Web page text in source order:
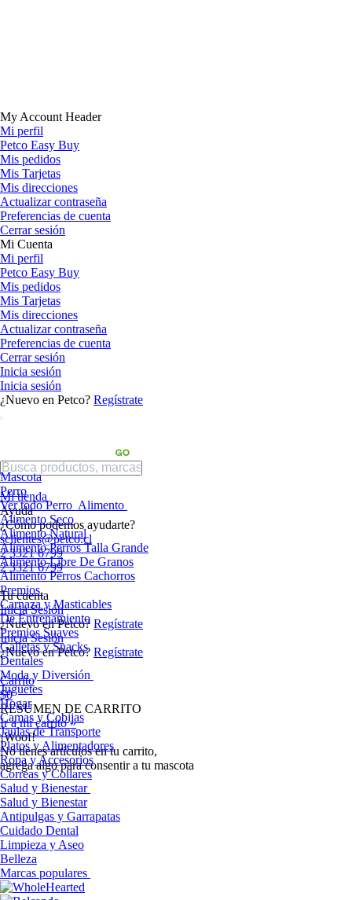
My Account Header
Mi perfil
Petco Easy Buy
Mis pedidos
Mis Tarjetas
Mis direcciones
Actualizar contraseña
Preferencias de cuenta
Cerrar sesión
Mi Cuenta
Mi perfil
Petco Easy Buy
Mis pedidos
Mis Tarjetas
Mis direcciones
Actualizar contraseña
Preferencias de cuenta
Cerrar sesión
Inicia sesión
Inicia sesión
¿Nuevo en Petco? Regístrate
Mi tienda
Ayuda
¿Cómo podemos ayudarte?
sclientes@petco.cl
2 3321 6799
2 3321 6799
Tu cuenta
Inicia Sesión
¿Nuevo en Petco? Regístrate
Inicia Sesión
¿Nuevo en Petco? Regístrate
Carrito
$0
RESUMEN DE CARRITO
Ir a mi carrito »
¡Woof!
No tíenes artículos en tu carrito,
agrega algo para consentir a tu mascota
Mascota
Perro
Ver todo Perro Alimento
Alimento Seco
Alimento Natural
Alimento Perros Talla Grande
Alimento Libre De Granos
Alimento Perros Cachorros
Premios
Carnaza y Masticables
De Entrenamiento
Premios Suaves
Galletas y Snacks
Dentales
Moda y Diversión
Juguetes
Hogar
Camas y Cobijas
Jaulas de Transporte
Platos y Alimentadores
Ropa y Accesorios
Correas y Collares
Salud y Bienestar
Salud y Bienestar
Antipulgas y Garrapatas
Cuidado Dental
Limpieza y Aseo
Belleza
Marcas populares